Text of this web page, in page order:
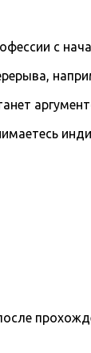
с